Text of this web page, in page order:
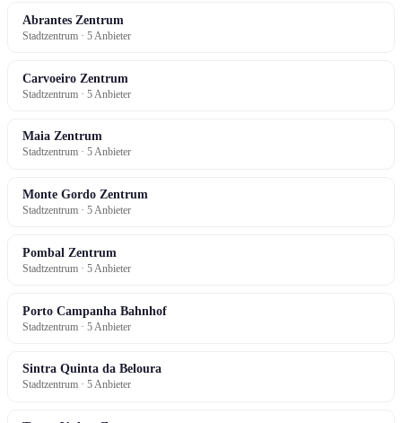
Abrantes Zentrum
Stadtzentrum · 5 Anbieter
Carvoeiro Zentrum
Stadtzentrum · 5 Anbieter
Maia Zentrum
Stadtzentrum · 5 Anbieter
Monte Gordo Zentrum
Stadtzentrum · 5 Anbieter
Pombal Zentrum
Stadtzentrum · 5 Anbieter
Porto Campanha Bahnhof
Stadtzentrum · 5 Anbieter
Sintra Quinta da Beloura
Stadtzentrum · 5 Anbieter